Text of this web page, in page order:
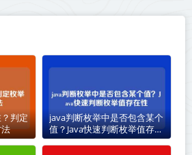
判定
java判断枚举中是否包含某个
值？Java快速判断枚举值存在
性